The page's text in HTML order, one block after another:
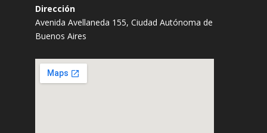
Dirección
Avenida Avellaneda 155, Ciudad Autónoma de
Buenos Aires